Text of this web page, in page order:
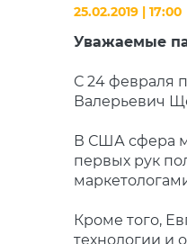
25.02.2019 | 17:00
Уважаемые
С 24 февраля
Валерьевич
В США сфера
первых рук
Кроме того,
технологии и